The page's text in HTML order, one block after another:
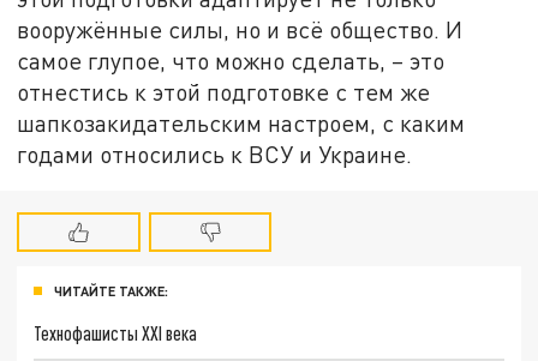
вооружённые силы, но и всё общество. И
самое глупое, что можно сделать, – это
отнестись к этой подготовке с тем же
шапкозакидательским настроем, с каким
годами относились к ВСУ и Украине.
ЧИТАЙТЕ ТАКЖЕ:
Технофашисты XXI века